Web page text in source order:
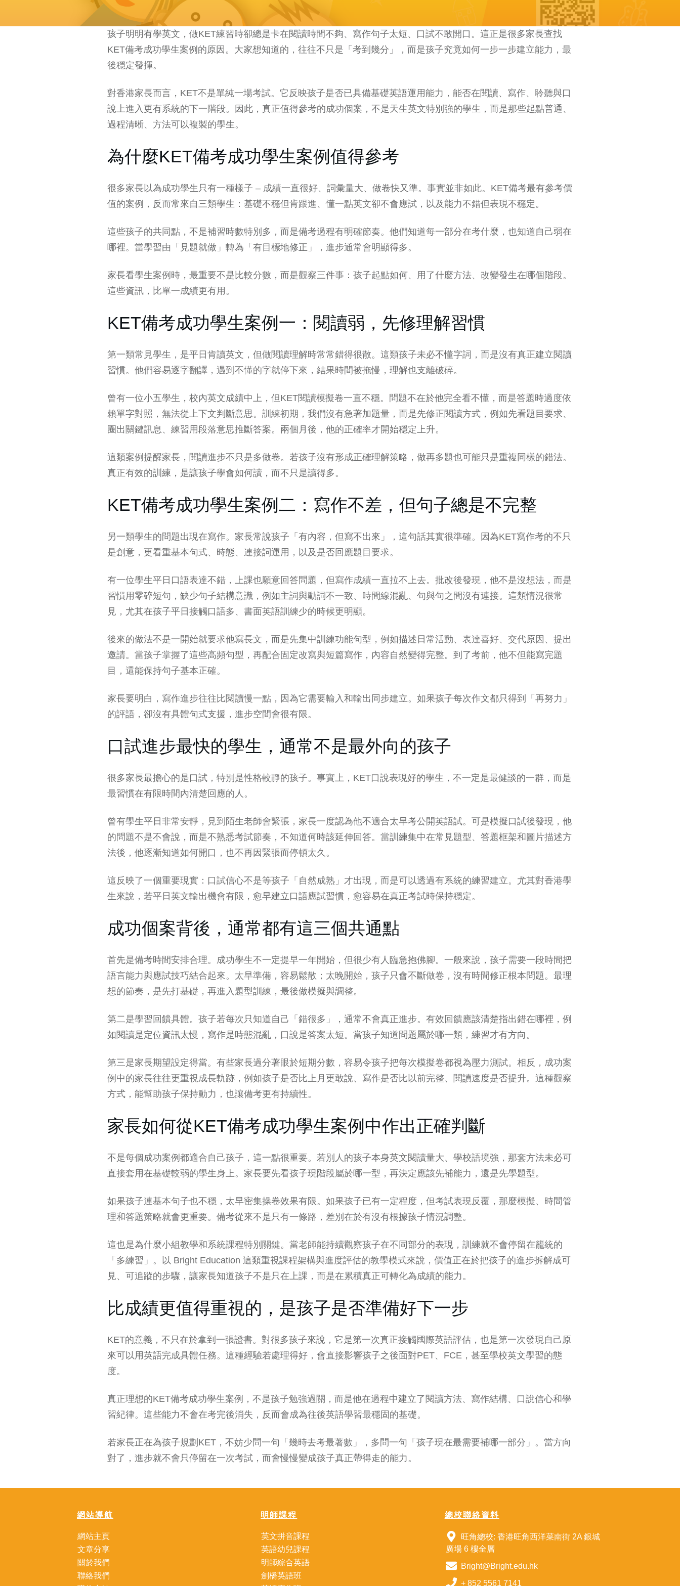
孩子明明有學英文，做KET練習時卻總是卡在閱讀時間不夠、寫作句子太短、口試不敢開口。這正是很多家長查找
KET備考成功學生案例的原因。大家想知道的，往往不只是「考到幾分」，而是孩子究竟如何一步一步建立能力，最
後穩定發揮。
對香港家長而言，KET不是單純一場考試。它反映孩子是否已具備基礎英語運用能力，能否在閱讀、寫作、聆聽與口
說上進入更有系統的下一階段。因此，真正值得參考的成功個案，不是天生英文特別強的學生，而是那些起點普通、
過程清晰、方法可以複製的學生。
為什麼KET備考成功學生案例值得參考
很多家長以為成功學生只有一種樣子 – 成績一直很好、詞彙量大、做卷快又準。事實並非如此。KET備考最有參考價
值的案例，反而常來自三類學生：基礎不穩但肯跟進、懂一點英文卻不會應試，以及能力不錯但表現不穩定。
這些孩子的共同點，不是補習時數特別多，而是備考過程有明確節奏。他們知道每一部分在考什麼，也知道自己弱在
哪裡。當學習由「見題就做」轉為「有目標地修正」，進步通常會明顯得多。
家長看學生案例時，最重要不是比較分數，而是觀察三件事：孩子起點如何、用了什麼方法、改變發生在哪個階段。
這些資訊，比單一成績更有用。
KET備考成功學生案例一：閱讀弱，先修理解習慣
第一類常見學生，是平日肯讀英文，但做閱讀理解時常常錯得很散。這類孩子未必不懂字詞，而是沒有真正建立閱讀
習慣。他們容易逐字翻譯，遇到不懂的字就停下來，結果時間被拖慢，理解也支離破碎。
曾有一位小五學生，校內英文成績中上，但KET閱讀模擬卷一直不穩。問題不在於他完全看不懂，而是答題時過度依
賴單字對照，無法從上下文判斷意思。訓練初期，我們沒有急著加題量，而是先修正閱讀方式，例如先看題目要求、
圈出關鍵訊息、練習用段落意思推斷答案。兩個月後，他的正確率才開始穩定上升。
這類案例提醒家長，閱讀進步不只是多做卷。若孩子沒有形成正確理解策略，做再多題也可能只是重複同樣的錯法。
真正有效的訓練，是讓孩子學會如何讀，而不只是讀得多。
KET備考成功學生案例二：寫作不差，但句子總是不完整
另一類學生的問題出現在寫作。家長常說孩子「有內容，但寫不出來」，這句話其實很準確。因為KET寫作考的不只
是創意，更看重基本句式、時態、連接詞運用，以及是否回應題目要求。
有一位學生平日口語表達不錯，上課也願意回答問題，但寫作成績一直拉不上去。批改後發現，他不是沒想法，而是
習慣用零碎短句，缺少句子結構意識，例如主詞與動詞不一致、時間線混亂、句與句之間沒有連接。這類情況很常
見，尤其在孩子平日接觸口語多、書面英語訓練少的時候更明顯。
後來的做法不是一開始就要求他寫長文，而是先集中訓練功能句型，例如描述日常活動、表達喜好、交代原因、提出
邀請。當孩子掌握了這些高頻句型，再配合固定改寫與短篇寫作，內容自然變得完整。到了考前，他不但能寫完題
目，還能保持句子基本正確。
家長要明白，寫作進步往往比閱讀慢一點，因為它需要輸入和輸出同步建立。如果孩子每次作文都只得到「再努力」
的評語，卻沒有具體句式支援，進步空間會很有限。
口試進步最快的學生，通常不是最外向的孩子
很多家長最擔心的是口試，特別是性格較靜的孩子。事實上，KET口說表現好的學生，不一定是最健談的一群，而是
最習慣在有限時間內清楚回應的人。
曾有學生平日非常安靜，見到陌生老師會緊張，家長一度認為他不適合太早考公開英語試。可是模擬口試後發現，他
的問題不是不會說，而是不熟悉考試節奏，不知道何時該延伸回答。當訓練集中在常見題型、答題框架和圖片描述方
法後，他逐漸知道如何開口，也不再因緊張而停頓太久。
這反映了一個重要現實：口試信心不是等孩子「自然成熟」才出現，而是可以透過有系統的練習建立。尤其對香港學
生來說，若平日英文輸出機會有限，愈早建立口語應試習慣，愈容易在真正考試時保持穩定。
成功個案背後，通常都有這三個共通點
首先是備考時間安排合理。成功學生不一定提早一年開始，但很少有人臨急抱佛腳。一般來說，孩子需要一段時間把
語言能力與應試技巧結合起來。太早準備，容易鬆散；太晚開始，孩子只會不斷做卷，沒有時間修正根本問題。最理
想的節奏，是先打基礎，再進入題型訓練，最後做模擬與調整。
第二是學習回饋具體。孩子若每次只知道自己「錯很多」，通常不會真正進步。有效回饋應該清楚指出錯在哪裡，例
如閱讀是定位資訊太慢，寫作是時態混亂，口說是答案太短。當孩子知道問題屬於哪一類，練習才有方向。
第三是家長期望設定得當。有些家長過分著眼於短期分數，容易令孩子把每次模擬卷都視為壓力測試。相反，成功案
例中的家長往往更重視成長軌跡，例如孩子是否比上月更敢說、寫作是否比以前完整、閱讀速度是否提升。這種觀察
方式，能幫助孩子保持動力，也讓備考更有持續性。
家長如何從KET備考成功學生案例中作出正確判斷
不是每個成功案例都適合自己孩子，這一點很重要。若別人的孩子本身英文閱讀量大、學校語境強，那套方法未必可
直接套用在基礎較弱的學生身上。家長要先看孩子現階段屬於哪一型，再決定應該先補能力，還是先學題型。
如果孩子連基本句子也不穩，太早密集操卷效果有限。如果孩子已有一定程度，但考試表現反覆，那麼模擬、時間管
理和答題策略就會更重要。備考從來不是只有一條路，差別在於有沒有根據孩子情況調整。
這也是為什麼小組教學和 系統課程特別關鍵。當老師能持續觀察孩子在不同部分的表現，訓練就不會停留在籠統的
「多練習」。以 Bright Education 這類重視課程架構與進度評估的教學模式來說，價值正在於把孩子的進步拆解成可
見、可追蹤的步驟，讓家長知道孩子不是只在上課，而是在累積真正可轉化為成績的能力。
比成績更值得重視的，是孩子是否準備好下一步
KET的意義，不只在於拿到一張證書。對很多孩子來說，它是第一次真正接觸國際英語評估，也是第一次發現自己原
來可以用英語完成具體任務。這種經驗若處理得好，會直接影響孩子之後面對PET、FCE，甚至學校英文學習的態
度。
真正理想的KET備考成功學生案例，不是孩子勉強過關，而是他在過程中建立了閱讀方法、寫作結構、口說信心和學
習紀律。這些能力不會在考完後消失，反而會成為往後英語學習最穩固的基礎。
若家長正在為孩子規劃KET，不妨少問一句「幾時去考最著數」，多問一句「孩子現在最需要補哪一部分」。當方向
對了，進步就不會只停留在一次考試，而會慢慢變成孩子真正帶得走的能力。
網站導航
網站主頁
文章分享
關於我們
聯絡我們
明師課程
英文拼音課程
英語幼兒課程
明師綜合英語
劍橋英語班
總校聯絡資料
旺角總校: 香港旺角西洋菜南街 2A 銀城
廣場 6 樓全層
Bright@Bright.edu.hk
+ 852 5561 7141